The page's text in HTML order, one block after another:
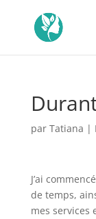
par Tatiana |
J’ai
de temps,
mes services